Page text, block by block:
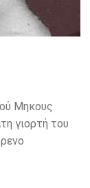
Μηκους
γιορτή του